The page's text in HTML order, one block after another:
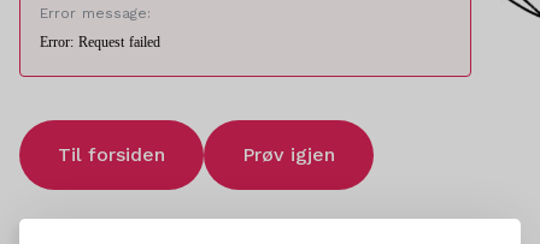
Error message:
Error: Request failed
Til forsiden Prøv igjen